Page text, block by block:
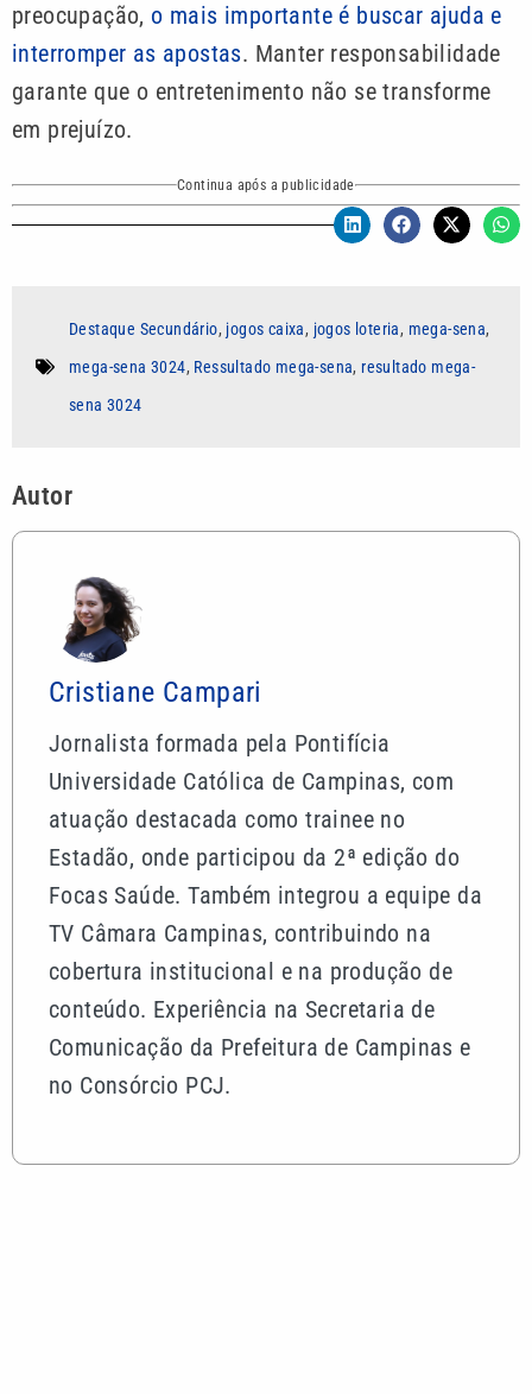
preocupação, o mais importante é buscar ajuda e
interromper as apostas. Manter responsabilidade
garante que o entretenimento não se transforme
em prejuízo.
Continua após a publicidade
Destaque Secundário, jogos caixa, jogos loteria, mega-sena,
mega-sena 3024, Ressultado mega-sena, resultado mega-
sena 3024
Autor
Cristiane Campari
Jornalista formada pela Pontifícia
Universidade Católica de Campinas, com
atuação destacada como trainee no
Estadão, onde participou da 2ª edição do
Focas Saúde. Também integrou a equipe da
TV Câmara Campinas, contribuindo na
cobertura institucional e na produção de
conteúdo. Experiência na Secretaria de
Comunicação da Prefeitura de Campinas e
no Consórcio PCJ.